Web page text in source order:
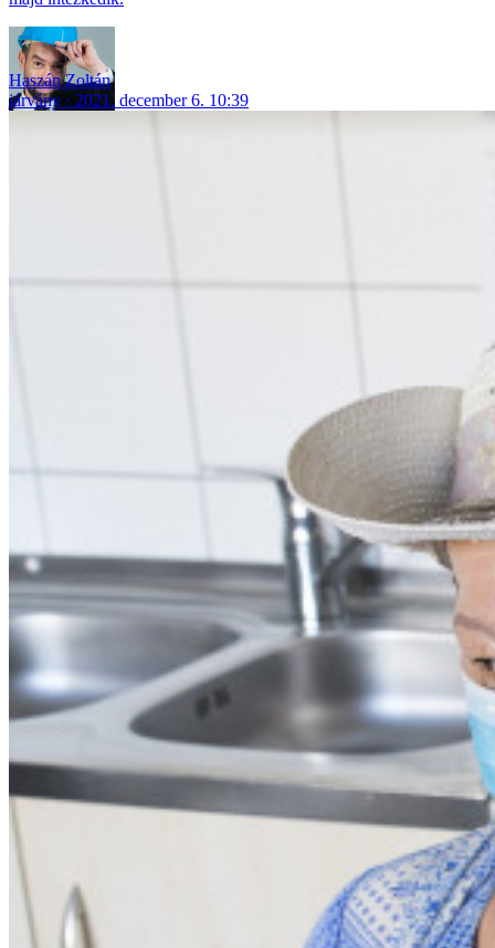
Haszán Zoltán
járvány
2021. december 6. 10:39